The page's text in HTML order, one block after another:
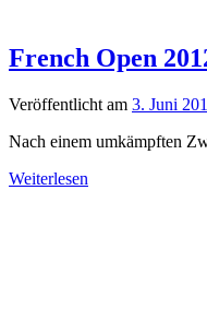
French Open
Veröffentlicht am 3. Juni
Nach einem umkämpften
Weiterlesen